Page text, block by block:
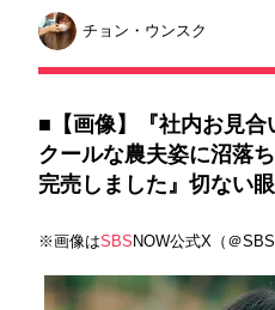
チョン・ウンスク
■【画像】『社内お見
クールな農夫姿に沼落
完売しました』切ない
※画像はSBS NOW公式X（＠